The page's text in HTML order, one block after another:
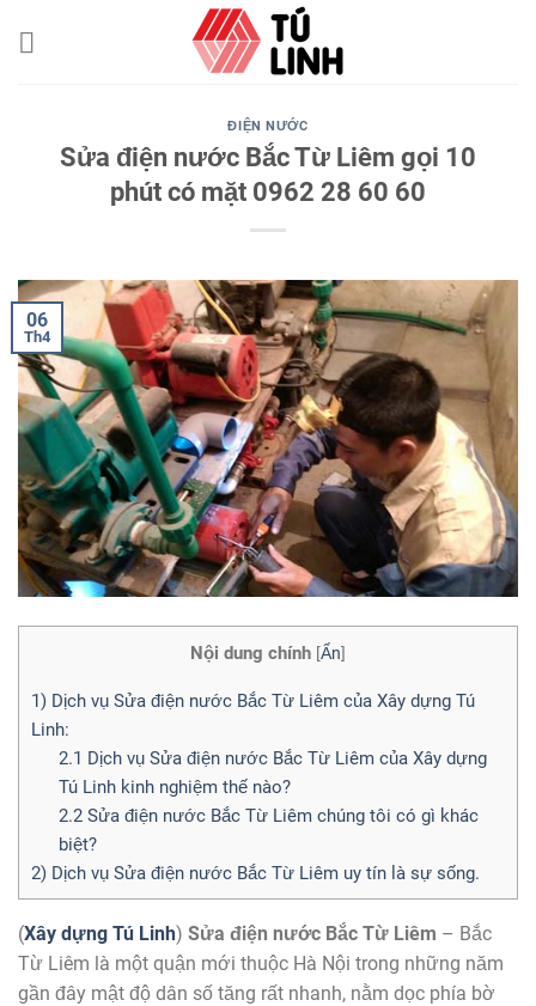
ĐIỆN NƯỚC
Sửa điện nước Bắc Từ Liêm gọi 10
phút có mặt 0962 28 60 60
06
Th4
Nội dung chính [Ẩn]
1) Dịch vụ Sửa điện nước Bắc Từ Liêm của Xây dựng Tú
Linh:
2.1 Dịch vụ Sửa điện nước Bắc Từ Liêm của Xây dựng
Tú Linh kinh nghiệm thế nào?
2.2 Sửa điện nước Bắc Từ Liêm chúng tôi có gì khác
biệt?
2) Dịch vụ Sửa điện nước Bắc Từ Liêm uy tín là sự sống.
(Xây dựng Tú Linh) Sửa điện nước Bắc Từ Liêm – Bắc
Từ Liêm là một quận mới thuộc Hà Nội trong những năm
gần đây mật độ dân số tăng rất nhanh, nằm dọc phía bờ